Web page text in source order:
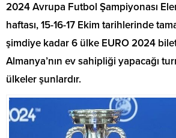
2024 Avrupa Futbol Şampiyonası
haftası, 15-16-17 Ekim tarihlerinde
şimdiye kadar 6 ülke EURO 2024
Almanya’nın ev sahipliği yapacağı
ülkeler şunlardır.